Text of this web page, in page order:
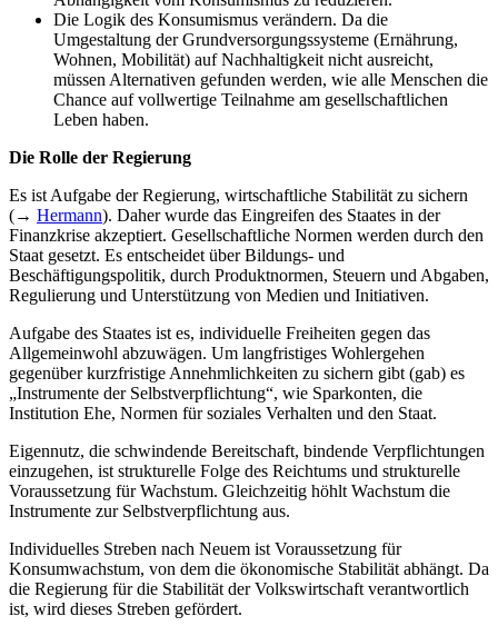
Die Logik des Konsumismus verändern. Da die
Umgestaltung der Grundversorgungssysteme (Ernährung,
Wohnen, Mobilität) auf Nachhaltigkeit nicht ausreicht,
müssen Alternativen gefunden werden, wie alle Menschen die
Chance auf vollwertige Teilnahme am gesellschaftlichen
Leben haben.
Die Rolle der Regierung
Es ist Aufgabe der Regierung, wirtschaftliche Stabilität zu sichern
(→ Hermann). Daher wurde das Eingreifen des Staates in der
Finanzkrise akzeptiert. Gesellschaftliche Normen werden durch den
Staat gesetzt. Es entscheidet über Bildungs- und
Beschäftigungspolitik, durch Produktnormen, Steuern und Abgaben,
Regulierung und Unterstützung von Medien und Initiativen.
Aufgabe des Staates ist es, individuelle Freiheiten gegen das
Allgemeinwohl abzuwägen. Um langfristiges Wohlergehen
gegenüber kurzfristige Annehmlichkeiten zu sichern gibt (gab) es
„Instrumente der Selbstverpflichtung“, wie Sparkonten, die
Institution Ehe, Normen für soziales Verhalten und den Staat.
Eigennutz, die schwindende Bereitschaft, bindende Verpflichtungen
einzugehen, ist strukturelle Folge des Reichtums und strukturelle
Voraussetzung für Wachstum. Gleichzeitig höhlt Wachstum die
Instrumente zur Selbstverpflichtung aus.
Individuelles Streben nach Neuem ist Voraussetzung für
Konsumwachstum, von dem die ökonomische Stabilität abhängt. Da
die Regierung für die Stabilität der Volkswirtschaft verantwortlich
ist, wird dieses Streben gefördert.